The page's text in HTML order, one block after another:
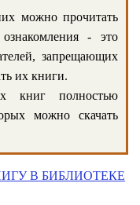
можно прочитать
- это
запрещающих
их книги.
книг полностью
можно скачать
В БИБЛИОТЕКЕ